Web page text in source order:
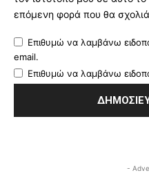
επόμενη φορά που θα
Επιθυμώ να λαμβάνω
email.
Επιθυμώ να λαμβάνω
-